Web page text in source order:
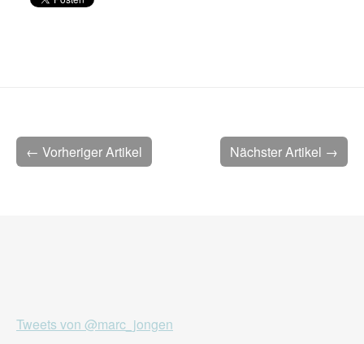
Nächster Artikel →
← Vorheriger Artikel
Tweets von @marc_jongen